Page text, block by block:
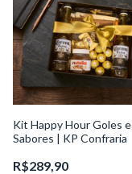
Kit Happy Hour Goles e
Sabores | KP Confraria
R$289,90